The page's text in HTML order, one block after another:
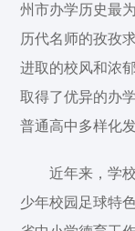
州市办学历史最
历代名师的孜孜
进取的校风和浓
取得了优异的办
普通高中多样化
近年来，学
少年校园足球特